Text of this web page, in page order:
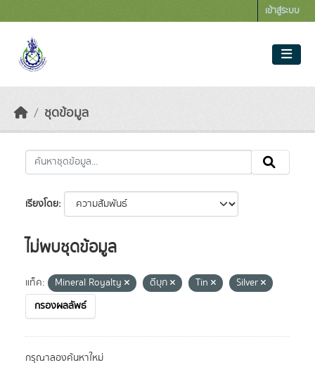
เข้าสู่ระบบ
ชุดข้อมูล
เรียงโดย
ไม่พบชุดข้อมูล
แท็ค: Mineral Royalty ดีบุก Tin
Silver
กรองผลลัพธ์
กรุณาลองค้นหาใหม่